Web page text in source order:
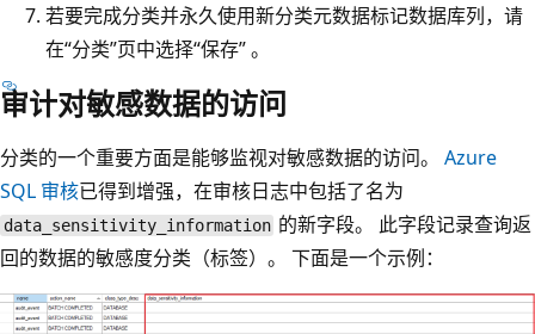
若要完成分类并永久使用新分类元数据标记数据库列，请
在“分类”页中选择“保存” 。
审计对敏感数据的访问
分类的一个重要方面是能够监视对敏感数据的访问。 Azure
SQL 审核已得到增强，在审核日志中包括了名为
data_sensitivity_information 的新字段。 此字段记录查询返
回的数据的敏感度分类（标签）。 下面是一个示例：